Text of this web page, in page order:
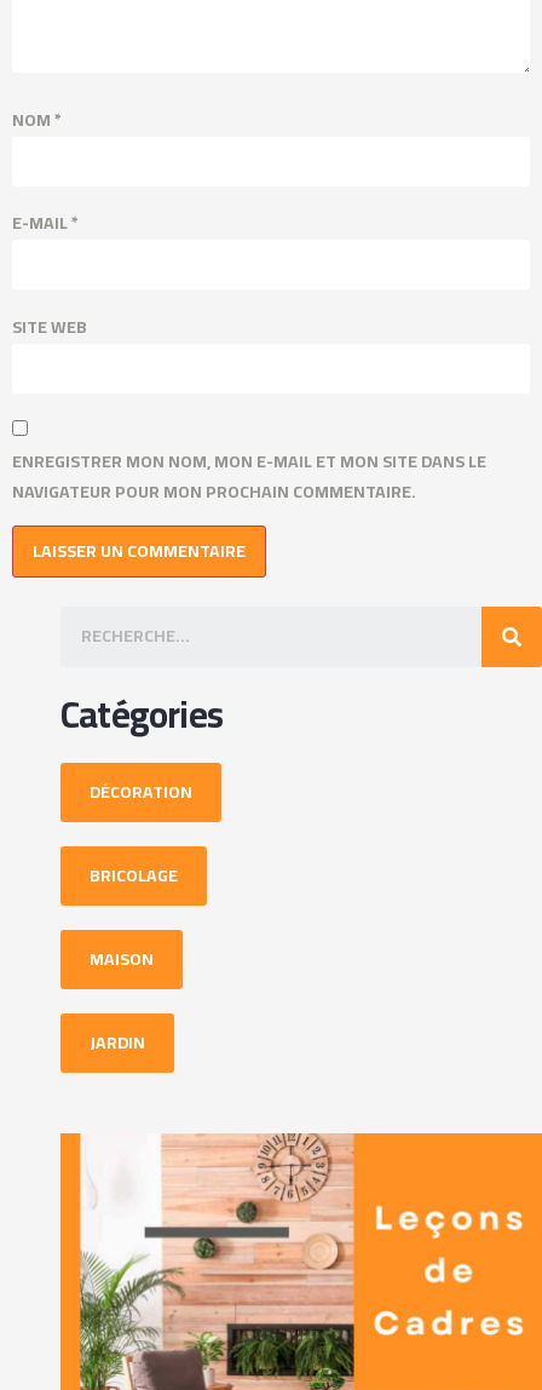
NOM*
E-MAIL*
SITE WEB
ENREGISTRER MON NOM, MON E-MAIL ET MON SITE DANS LE
NAVIGATEUR POUR MON PROCHAIN COMMENTAIRE.
Catégories
DÉCORATION
BRICOLAGE
MAISON
JARDIN